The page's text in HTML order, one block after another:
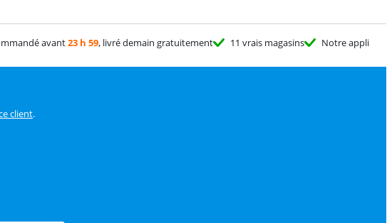
avant23 h 59, livré demain gratuitement 11 vrais magasins Notre appli
client.